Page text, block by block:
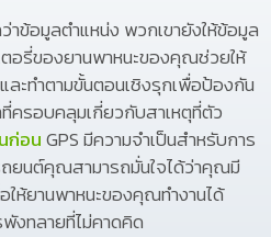
าข้อมูลตำแหน่ง พวกเขายังให้ข้อมูล
รี่ของยานพาหนะของคุณช่วยให้
ะทำตามขั้นตอนเชิงรุกเพื่อป้องกัน
ครอบคลุมเกี่ยวกับสาเหตุที่ตัว
ก่อนGPS มีความจำเป็นสำหรับการ
ยนต์คุณสามารถมั่นใจได้ว่าคุณมี
ห้ยานพาหนะของคุณทำงานได้
งทลายที่ไม่คาดคิด